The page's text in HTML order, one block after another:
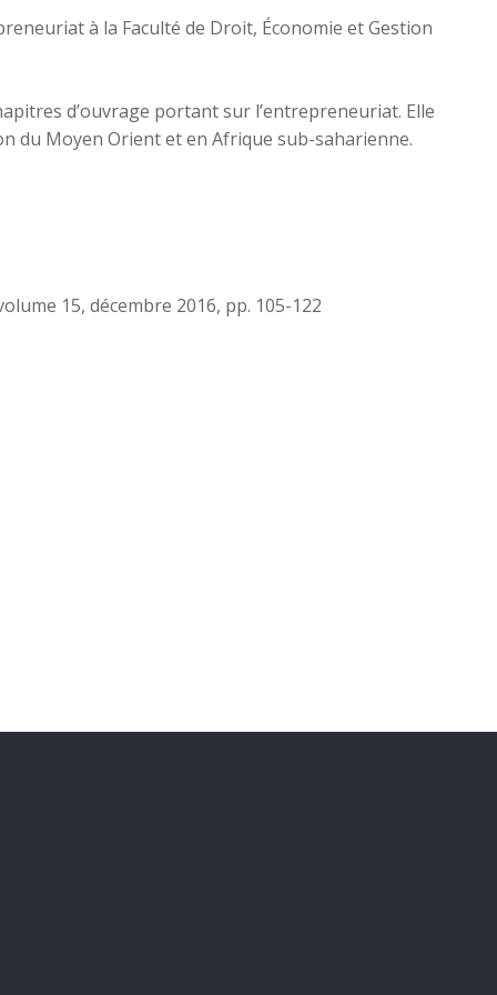
à la Faculté de Droit, Économie et Gestion
d’ouvrage portant sur l’entrepreneuriat. Elle
du Moyen Orient et en Afrique sub-saharienne.
15, décembre 2016, pp. 105-122